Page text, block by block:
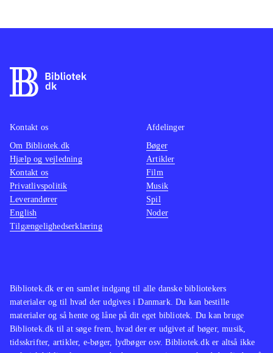
Bibliotek.dk er en samlet indgang til alle danske bibliotekers
materialer og til hvad der udgives i Danmark. Du kan bestille
materialer og så hente og låne på dit eget bibliotek. Du kan bruge
Bibliotek.dk til at søge frem, hvad der er udgivet af bøger, musik,
tidsskrifter, artikler, e-bøger, lydbøger osv. Bibliotek.dk er altså ikke
Kontakt os
Om Bibliotek.dk
Hjælp og vejledning
Kontakt os
Privatlivspolitik
Leverandører
English
Tilgængelighedserklæring
Afdelinger
Bøger
Artikler
Film
Musik
Spil
Noder